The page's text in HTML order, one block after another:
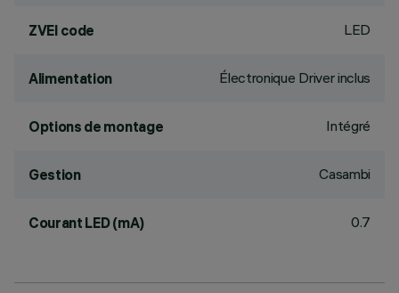
ZVEI code LED
Alimentation Électronique Driver inclus
Options de montage Intégré
Gestion Casambi
Courant LED (mA) 0.7